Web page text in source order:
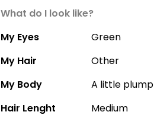
What do I look like?
My Eyes
Green
My Hair
Other
My Body
A little plump
Hair Lenght
Medium